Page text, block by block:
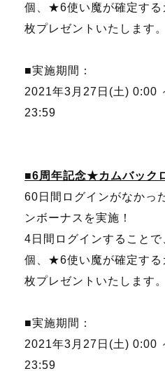
個、★6使い魔が確定する
枚プレゼントいたします。
■実施期間：
2021年3月27日(土) 0:00
23:59
■6周年記念★カムバック
60日間ログインがなかっ
ンボーナスを実施！
4日間ログインすること
個、★6使い魔が確定する
枚プレゼントいたします。
■実施期間：
2021年3月27日(土) 0:00
23:59